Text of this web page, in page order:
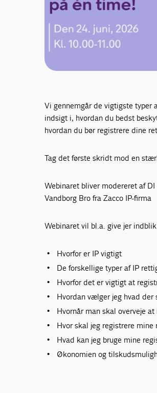
Vi gennemgår de vigtigste typer
indsigt i, hvordan du bedst
hvordan du bør registrere dine
Tag det første skridt mod en
Webinaret bliver modereret af
Vandborg Bro fra Zacco IP-firma
Webinaret vil bl.a. give jer
Hvorfor er IP vigtigt
De forskellige typer af IP
Hvorfor det er vigtigt at
Hvordan vælger jeg hvad
Hvornår man skal overveje at
Hvor skal jeg registrere mine
Hvad kan jeg bruge mine
Økonomien og